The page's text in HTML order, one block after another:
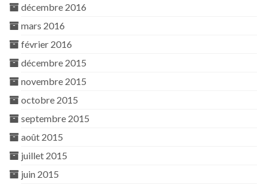
décembre 2016
mars 2016
février 2016
décembre 2015
novembre 2015
octobre 2015
septembre 2015
août 2015
juillet 2015
juin 2015